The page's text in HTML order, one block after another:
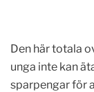
Den här totala
unga inte kan
sparpengar för